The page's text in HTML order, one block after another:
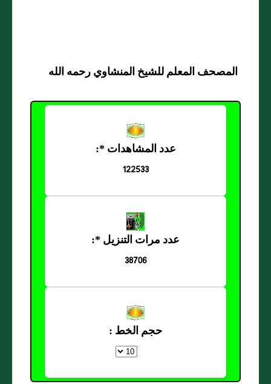
المصحف المعلم للشيخ المنشاوي رحمه الله
عدد المشاهدات *:
122533
عدد مرات التنزيل *:
38706
حجم الخط :